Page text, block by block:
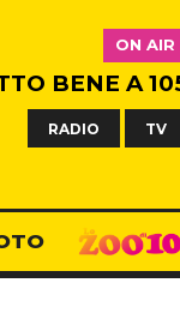
ON AIR
BENE A
RADIO TV